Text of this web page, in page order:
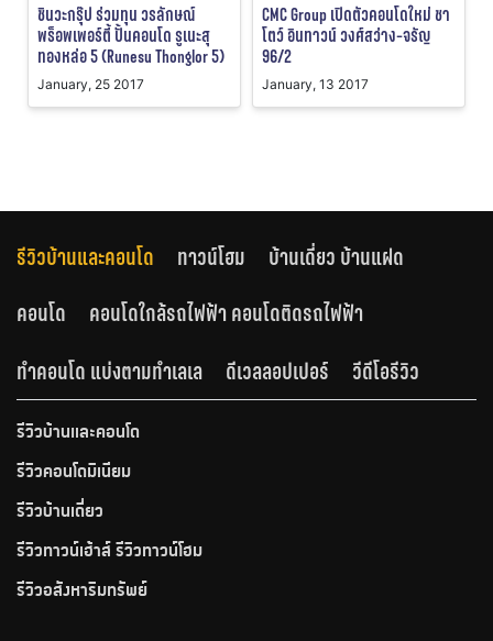
ชินวะกรุ๊ป ร่วมทุน วรลักษณ์
พร็อพเพอร์ตี้ ปั้นคอนโด รูเนะสุ
ทองหล่อ 5 (Runesu Thonglor 5)
January, 25 2017
CMC Group เปิดตัวคอนโดใหม่ ชา
โตว์ อินทาวน์ วงศ์สว่าง-จรัญ
96/2
January, 13 2017
รีวิวบ้านและคอนโด ทาวน์โฮม
บ้านเดี่ยว บ้านแฝด
คอนโด
คอนโดใกล้รถไฟฟ้า คอนโดติดรถไฟฟ้า
ทำคอนโด แบ่งตามทำเลเล
ดีเวลลอปเปอร์ วีดีโอรีวิว
รีวิวบ้านและคอนโด
รีวิวคอนโดมิเนียม
รีวิวบ้านเดี่ยว
รีวิวทาวน์เฮ้าส์ รีวิวทาวน์โฮม
รีวิวอสังหาริมทรัพย์